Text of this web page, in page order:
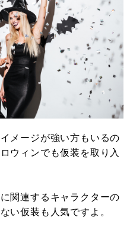
メージが強い方もいるの
ウィンでも仮装を取り入
関連するキャラクターの
い仮装も人気ですよ。